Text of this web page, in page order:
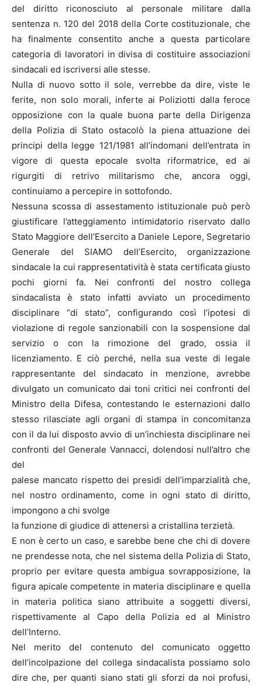
del diritto riconosciuto al personale militare dalla
sentenza n. 120 del 2018 della Corte costituzionale, che
ha finalmente consentito anche a questa particolare
categoria di lavoratori in divisa di costituire associazioni
sindacali ed iscriversi alle stesse.
Nulla di nuovo sotto il sole, verrebbe da dire, viste le
ferite, non solo morali, inferte ai Poliziotti dalla feroce
opposizione con la quale buona parte della Dirigenza
della Polizia di Stato ostacolò la piena attuazione dei
principi della legge 121/1981 all’indomani dell’entrata in
vigore di questa epocale svolta riformatrice, ed ai
rigurgiti di retrivo militarismo che, ancora oggi,
continuiamo a percepire in sottofondo.
Nessuna scossa di assestamento istituzionale può però
giustificare l’atteggiamento intimidatorio riservato dallo
Stato Maggiore dell’Esercito a Daniele Lepore, Segretario
Generale del SIAMO dell’Esercito, organizzazione
sindacale la cui rappresentatività è stata certificata giusto
pochi giorni fa. Nei confronti del nostro collega
sindacalista è stato infatti avviato un procedimento
disciplinare “di stato”, configurando così l’ipotesi di
violazione di regole sanzionabili con la sospensione dal
servizio o con la rimozione del grado, ossia il
licenziamento. E ciò perché, nella sua veste di legale
rappresentante del sindacato in menzione, avrebbe
divulgato un comunicato dai toni critici nei confronti del
Ministro della Difesa, contestando le esternazioni dallo
stesso rilasciate agli organi di stampa in concomitanza
con il da lui disposto avvio di un’inchiesta disciplinare nei
confronti del Generale Vannacci, dolendosi null’altro che
del
palese mancato rispetto dei presidi dell’imparzialità che,
nel nostro ordinamento, come in ogni stato di diritto,
impongono a chi svolge
la funzione di giudice di attenersi a cristallina terzietà.
E non è certo un caso, e sarebbe bene che chi di dovere
ne prendesse nota, che nel sistema della Polizia di Stato,
proprio per evitare questa ambigua sovrapposizione, la
figura apicale competente in materia disciplinare e quella
in materia politica siano attribuite a soggetti diversi,
rispettivamente al Capo della Polizia ed al Ministro
dell’Interno.
Nel merito del contenuto del comunicato oggetto
dell’incolpazione del collega sindacalista possiamo solo
dire che, per quanti siano stati gli sforzi da noi profusi,